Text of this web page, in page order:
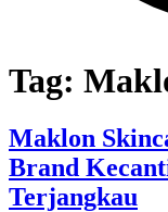
Tag:
Maklon
Brand
Terjangkau